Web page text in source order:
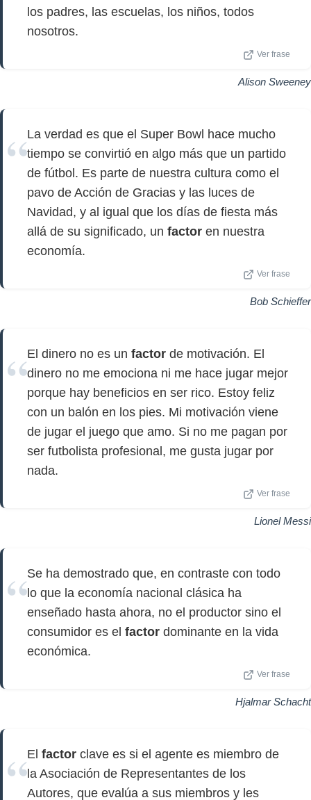
los padres, las escuelas, los niños, todos
nosotros.
Ver frase
Alison Sweeney
La verdad es que el Super Bowl hace mucho
tiempo se convirtió en algo más que un partido
de fútbol. Es parte de nuestra cultura como el
pavo de Acción de Gracias y las luces de
Navidad, y al igual que los días de fiesta más
allá de su significado, un factor en nuestra
economía.
Ver frase
Bob Schieffer
El dinero no es un factor de motivación. El
dinero no me emociona ni me hace jugar mejor
porque hay beneficios en ser rico. Estoy feliz
con un balón en los pies. Mi motivación viene
de jugar el juego que amo. Si no me pagan por
ser futbolista profesional, me gusta jugar por
nada.
Ver frase
Lionel Messi
Se ha demostrado que, en contraste con todo
lo que la economía nacional clásica ha
enseñado hasta ahora, no el productor sino el
consumidor es el factor dominante en la vida
económica.
Ver frase
Hjalmar Schacht
El factor clave es si el agente es miembro de
la Asociación de Representantes de los
Autores, que evalúa a sus miembros y les